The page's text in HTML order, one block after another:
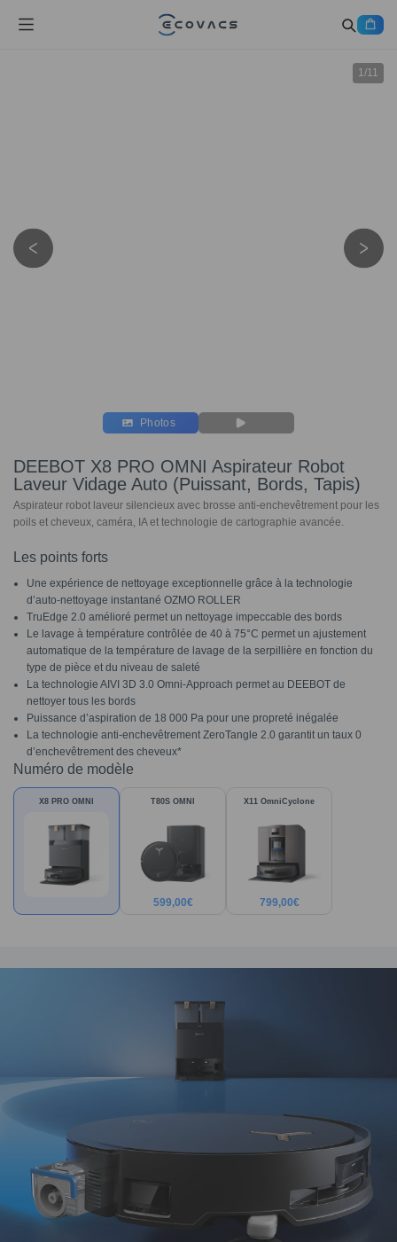
1/11
Photos
DEEBOT X8 PRO OMNI Aspirateur Robot
Laveur Vidage Auto (Puissant, Bords, Tapis)
Aspirateur robot laveur silencieux avec brosse anti-enchevêtrement pour les
poils et cheveux, caméra, IA et technologie de cartographie avancée.
Les points forts
Une expérience de nettoyage exceptionnelle grâce à la technologie
d’auto-nettoyage instantané OZMO ROLLER
TruEdge 2.0 amélioré permet un nettoyage impeccable des bords
Le lavage à température contrôlée de 40 à 75°C permet un ajustement
automatique de la température de lavage de la serpillière en fonction du
type de pièce et du niveau de saleté
La technologie AIVI 3D 3.0 Omni-Approach permet au DEEBOT de
nettoyer tous les bords
Puissance d’aspiration de 18 000 Pa pour une propreté inégalée
La technologie anti-enchevêtrement ZeroTangle 2.0 garantit un taux 0
d’enchevêtrement des cheveux*
Numéro de modèle
X8 PRO OMNI T80S OMNI
599,00€
X11 OmniCyclone
799,00€